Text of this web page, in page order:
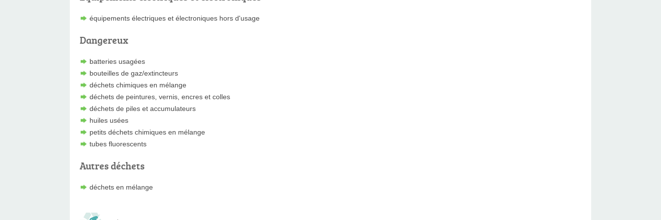
équipements électriques et électroniques hors d'usage
Dangereux
batteries usagées
bouteilles de gaz/extincteurs
déchets chimiques en mélange
déchets de peintures, vernis, encres et colles
déchets de piles et accumulateurs
huiles usées
petits déchets chimiques en mélange
tubes fluorescents
Autres déchets
déchets en mélange